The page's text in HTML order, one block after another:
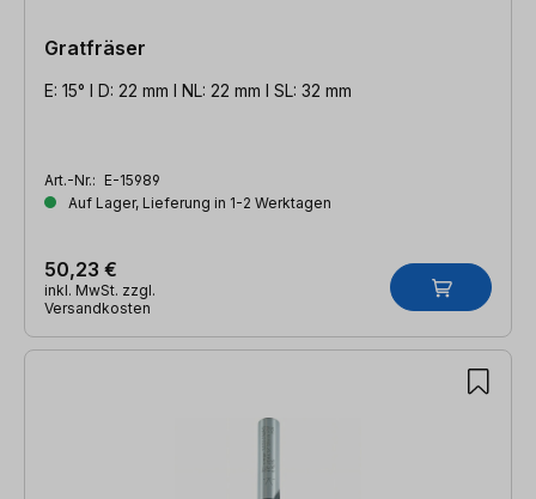
Gratfräser
E: 15° l D: 22 mm l NL: 22 mm l SL: 32 mm
Art.-Nr.: E-15989
Auf Lager, Lieferung in 1-2 Werktagen
50,23 €
inkl. MwSt. zzgl.
Versandkosten